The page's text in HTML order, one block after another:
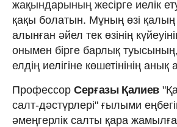
жақындарының жесірге иелік
қақы болатын. Мұның өзі қалың
алынған әйел тек өзінің
онымен бірге барлық туысының,
елдің иелігіне көшетінінің анық
Профессор Серғазы Қалиев
салт-дәстүрлері" ғылыми
әмеңгерлік салты қара